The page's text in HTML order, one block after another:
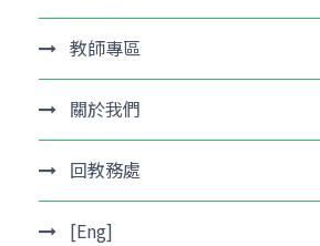
教師專區
關於我們
回教務處
[Eng]